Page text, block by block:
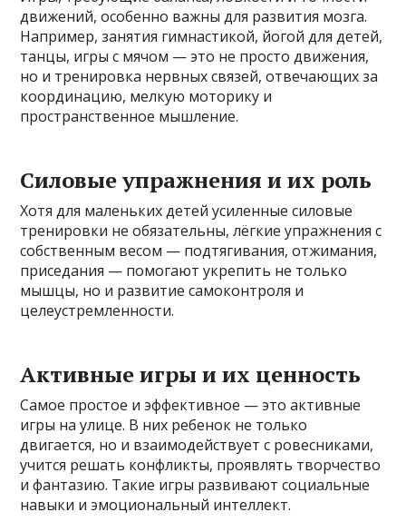
движений, особенно важны для развития мозга.
Например, занятия гимнастикой, йогой для детей,
танцы, игры с мячом — это не просто движения,
но и тренировка нервных связей, отвечающих за
координацию, мелкую моторику и
пространственное мышление.
Силовые упражнения и их роль
Хотя для маленьких детей усиленные силовые
тренировки не обязательны, лёгкие упражнения с
собственным весом — подтягивания, отжимания,
приседания — помогают укрепить не только
мышцы, но и развитие самоконтроля и
целеустремленности.
Активные игры и их ценность
Самое простое и эффективное — это активные
игры на улице. В них ребенок не только
двигается, но и взаимодействует с ровесниками,
учится решать конфликты, проявлять творчество
и фантазию. Такие игры развивают социальные
навыки и эмоциональный интеллект.